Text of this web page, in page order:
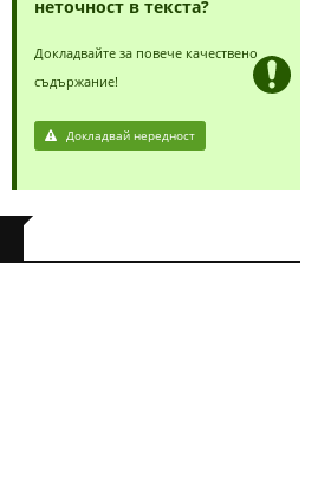
неточност в текста?
Докладвайте за повече качествено
съдържание!
Докладвай нередност